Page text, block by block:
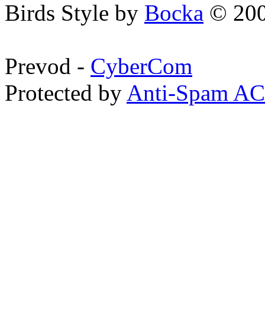
Birds Style by Bocka ©
Prevod - CyberCom
Protected by Anti-Spam